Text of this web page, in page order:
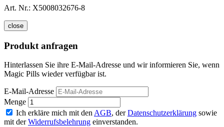
Art. Nr.: X5008032676-8
close
Produkt anfragen
Hinterlassen Sie ihre E-Mail-Adresse und wir informieren Sie, wenn
Magic Pills wieder verfügbar ist.
E-Mail-Adresse
Menge
Ich erkläre mich mit den AGB, derDatenschutzerklärung sowie
mit derWiderrufsbelehrung einverstanden.